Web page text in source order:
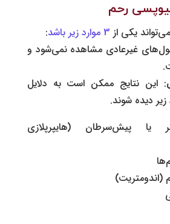
رحم
یکی از 3 موارد زیر باشد
:
غیرعادی مشاهده نمی‌شود و
: این نتایج ممکن است به دلایل
زیر دیده شوند.
یا پیش‌سرطان (هایپرپلازی